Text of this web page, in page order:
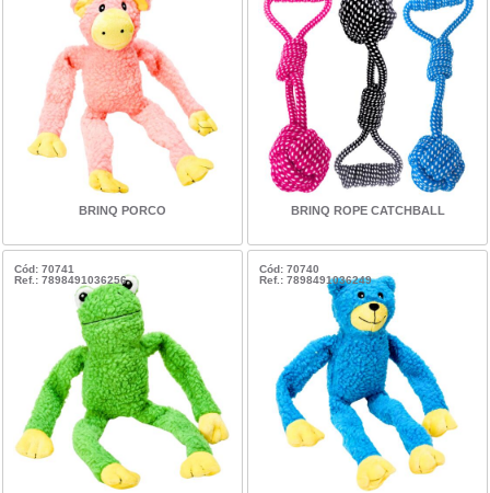
BRINQ PORCO BRINQ ROPE CATCHBALL
Cód: 70741
Ref.: 7898491036256
Cód: 70740
Ref.: 7898491036249